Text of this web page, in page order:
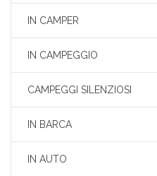
IN CAMPER
IN CAMPEGGIO
CAMPEGGI SILENZIOSI
IN BARCA
IN AUTO